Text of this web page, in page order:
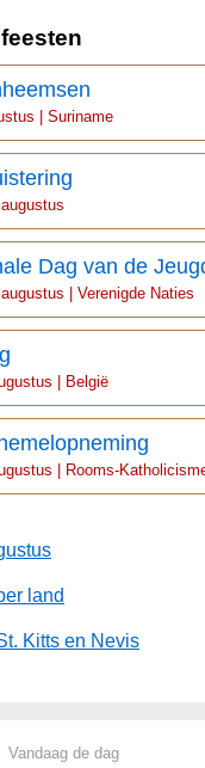
| Suriname
Dag van de
| Verenigde Naties
| België
| Rooms-
land
Kitts en Nevis
Vandaag de dag